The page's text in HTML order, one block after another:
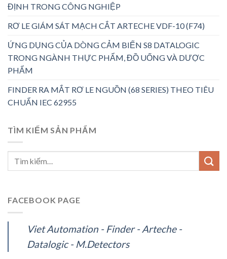
ĐỊNH TRONG CÔNG NGHIỆP
RƠ LE GIÁM SÁT MẠCH CẮT ARTECHE VDF-10 (F74)
ỨNG DỤNG CỦA DÒNG CẢM BIẾN S8 DATALOGIC
TRONG NGÀNH THỰC PHẨM, ĐỒ UỐNG VÀ DƯỢC
PHẨM
FINDER RA MẮT RƠ LE NGUỒN (68 SERIES) THEO TIÊU
CHUẨN IEC 62955
TÌM KIẾM SẢN PHẨM
FACEBOOK PAGE
Viet Automation - Finder - Arteche -
Datalogic - M.Detectors